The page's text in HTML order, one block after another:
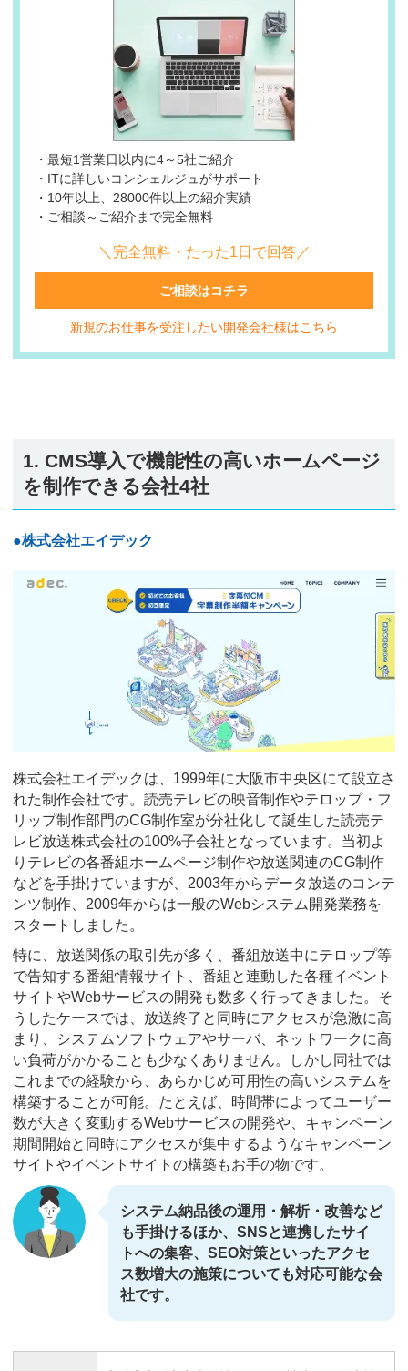
・最短1営業日以内に4～5社ご紹介
・ITに詳しいコンシェルジュがサポート
・10年以上、28000件以上の紹介実績
・ご相談～ご紹介まで完全無料
＼完全無料・たった1日で回答／
ご相談はコチラ
新規のお仕事を受注したい開発会社様はこちら
1. CMS導入で機能性の高いホームページ
を制作できる会社4社
●株式会社エイデック
株式会社エイデックは、1999年に大阪市中央区にて設立さ
れた制作会社です。読売テレビの映音制作やテロップ・フ
リップ制作部門のCG制作室が分社化して誕生した読売テ
レビ放送株式会社の100%子会社となっています。当初よ
りテレビの各番組ホームページ制作や放送関連のCG制作
などを手掛けていますが、2003年からデータ放送のコンテ
ンツ制作、2009年からは一般のWebシステム開発業務を
スタートしました。
特に、放送関係の取引先が多く、番組放送中にテロップ等
で告知する番組情報サイト、番組と連動した各種イベント
サイトやWebサービスの開発も数多く行ってきました。そ
うしたケースでは、放送終了と同時にアクセスが急激に高
まり、システムソフトウェアやサーバ、ネットワークに高
い負荷がかかることも少なくありません。しかし同社では
これまでの経験から、あらかじめ可用性の高いシステムを
構築することが可能。たとえば、時間帯によってユーザー
数が大きく変動するWebサービスの開発や、キャンペーン
期間開始と同時にアクセスが集中するようなキャンペーン
サイトやイベントサイトの構築もお手の物です。
システム納品後の運用・解析・改善など
も手掛けるほか、SNSと連携したサイ
トへの集客、SEO対策といったアクセ
ス数増大の施策についても対応可能な会
社です。